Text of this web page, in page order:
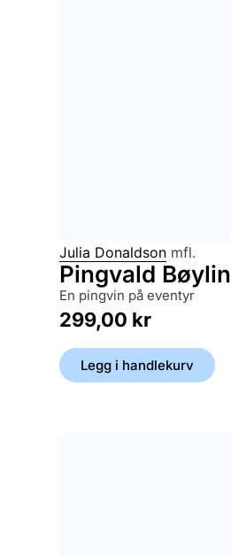
Julia Donaldson mfl.
Pingvald Bøylin
en pingvin på eventyr
299,00 kr
Legg i handlekurv